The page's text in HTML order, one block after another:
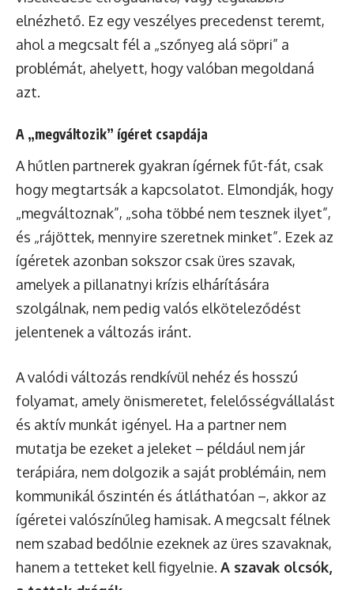
elnézhető. Ez egy veszélyes precedenst teremt,
ahol a megcsalt fél a „szőnyeg alá söpri” a
problémát, ahelyett, hogy valóban megoldaná
azt.
A „megváltozik” ígéret csapdája
A hűtlen partnerek gyakran ígérnek fűt-fát, csak
hogy megtartsák a kapcsolatot. Elmondják, hogy
„megváltoznak”, „soha többé nem tesznek ilyet”,
és „rájöttek, mennyire szeretnek minket”. Ezek az
ígéretek azonban sokszor csak üres szavak,
amelyek a pillanatnyi krízis elhárítására
szolgálnak, nem pedig valós elköteleződést
jelentenek a változás iránt.
A valódi változás rendkívül nehéz és hosszú
folyamat, amely önismeretet, felelősségvállalást
és aktív munkát igényel. Ha a partner nem
mutatja be ezeket a jeleket – például nem jár
terápiára, nem dolgozik a saját problémáin, nem
kommunikál őszintén és átláthatóan –, akkor az
ígéretei valószínűleg hamisak. A megcsalt félnek
nem szabad bedőlnie ezeknek az üres szavaknak,
hanem a tetteket kell figyelnie. A szavak olcsók,